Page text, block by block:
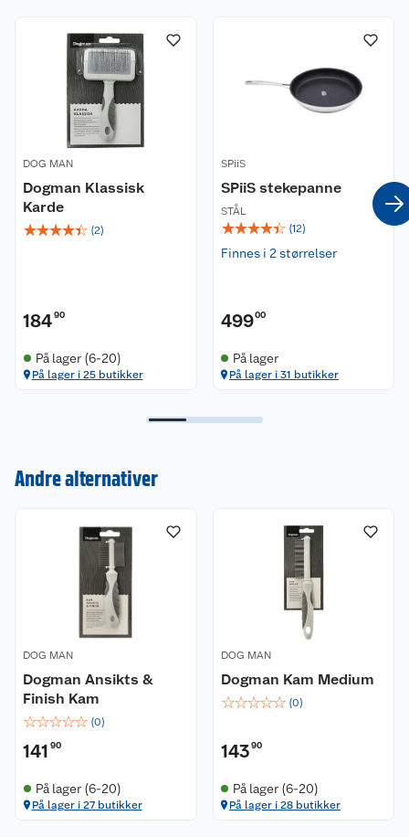
DOG MAN
Dogman Klassisk
Karde
☆☆☆☆☆ (2)
18490
På lager (6-20)
På lager i 25 butikker
SPiiS
SPiiS stekepanne
STÅL
☆☆☆☆☆ (12)
Finnes i 2 størrelser
49900
På lager
På lager i 31 butikker
Andre alternativer
DOG MAN
Dogman Ansikts &
Finish Kam
☆☆☆☆☆ (0)
141 90
På lager (6-20)
På lager i 27 butikker
DOG MAN
Dogman Kam Medium
☆☆☆☆☆ (0)
143 90
På lager (6-20)
På lager i 28 butikker
Våre butikker
Våre merkevarer
Coop kjeder
Ledige stillinger
Bærekraft
Sikkerhetsdatablad
Virksomheten
Kundeservice
Reklamasjon og garanti
Ofte stilte spørsmål
Betalingsalternativer
Leveringsalternativer
Pakkesporing
Sikkerhetsdatablad
Åpent kjøp
Coop medlem
Retur av el-avfall
Matvaregaranti
Alt til grillsesongen
Trampoline
Sykler og sykkelutstyr